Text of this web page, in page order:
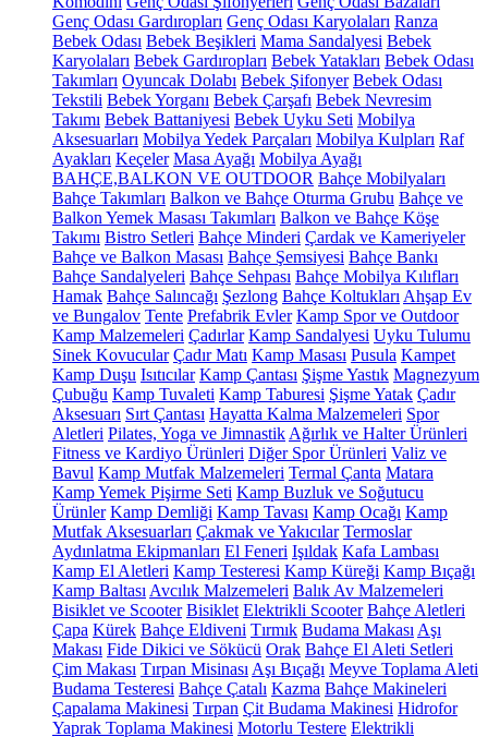
Genç Odası Gardıropları Genç Odası Karyolaları Ranza
Bebek Odası Bebek Beşikleri Mama Sandalyesi Bebek
Karyolaları Bebek Gardıropları Bebek Yatakları Bebek Odası
Takımları Oyuncak Dolabı Bebek Şifonyer Bebek Odası
Tekstili Bebek Yorganı Bebek Çarşafı Bebek Nevresim
Takımı Bebek Battaniyesi Bebek Uyku Seti Mobilya
Aksesuarları Mobilya Yedek Parçaları Mobilya Kulpları Raf
Ayakları Keçeler Masa Ayağı Mobilya Ayağı
BAHÇE,BALKON VE OUTDOOR Bahçe Mobilyaları
Bahçe Takımları Balkon ve Bahçe Oturma Grubu Bahçe ve
Balkon Yemek Masası Takımları Balkon ve Bahçe Köşe
Takımı Bistro Setleri Bahçe Minderi Çardak ve Kameriyeler
Bahçe ve Balkon Masası Bahçe Şemsiyesi Bahçe Bankı
Bahçe Sandalyeleri Bahçe Sehpası Bahçe Mobilya Kılıfları
Hamak Bahçe Salıncağı Şezlong Bahçe Koltukları Ahşap Ev
ve Bungalov Tente Prefabrik Evler Kamp Spor ve Outdoor
Kamp Malzemeleri Çadırlar Kamp Sandalyesi Uyku Tulumu
Sinek Kovucular Çadır Matı Kamp Masası Pusula Kampet
Kamp Duşu Isıtıcılar Kamp Çantası Şişme Yastık Magnezyum
Çubuğu Kamp Tuvaleti Kamp Taburesi Şişme Yatak Çadır
Aksesuarı Sırt Çantası Hayatta Kalma Malzemeleri Spor
Aletleri Pilates, Yoga ve Jimnastik Ağırlık ve Halter Ürünleri
Fitness ve Kardiyo Ürünleri Diğer Spor Ürünleri Valiz ve
Bavul Kamp Mutfak Malzemeleri Termal Çanta Matara
Kamp Yemek Pişirme Seti Kamp Buzluk ve Soğutucu
Ürünler Kamp Demliği Kamp Tavası Kamp Ocağı Kamp
Mutfak Aksesuarları Çakmak ve Yakıcılar Termoslar
Aydınlatma Ekipmanları El Feneri Işıldak Kafa Lambası
Kamp El Aletleri Kamp Testeresi Kamp Küreği Kamp Bıçağı
Kamp Baltası Avcılık Malzemeleri Balık Av Malzemeleri
Bisiklet ve Scooter Bisiklet Elektrikli Scooter Bahçe Aletleri
Çapa Kürek Bahçe Eldiveni Tırmık Budama Makası Aşı
Makası Fide Dikici ve Sökücü Orak Bahçe El Aleti Setleri
Çim Makası Tırpan Misinası Aşı Bıçağı Meyve Toplama Aleti
Budama Testeresi Bahçe Çatalı Kazma Bahçe Makineleri
Çapalama Makinesi Tırpan Çit Budama Makinesi Hidrofor
Yaprak Toplama Makinesi Motorlu Testere Elektrikli